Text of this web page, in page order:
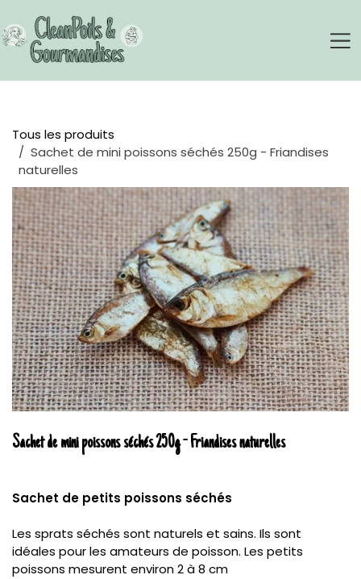
Tous les produits
Sachet de mini poissons séchés 250g - Friandises
naturelles
Sachet de mini poissons séchés 250g - Friandises naturelles
Sachet de petits poissons séchés
Les sprats séchés sont naturels et sains. Ils sont
idéales pour les amateurs de poisson. Les petits
poissons mesurent environ 2 à 8 cm